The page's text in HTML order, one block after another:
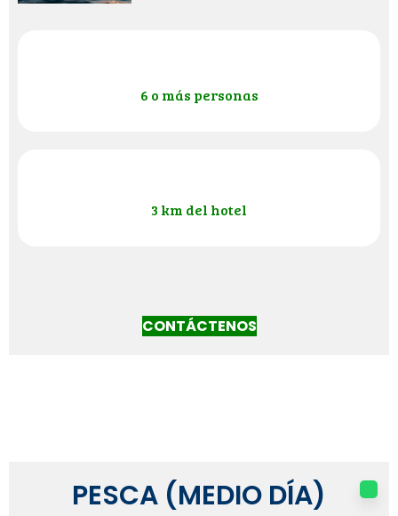
6 o más personas
3 km del hotel
CONTÁCTENOS
PESCA (MEDIO DÍA)